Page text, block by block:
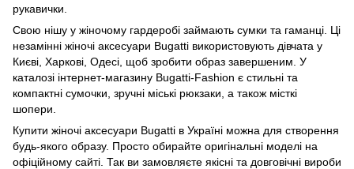
рукавички.
Свою нішу у жіночому гардеробі займають сумки та гаманці. Ці
незамінні жіночі аксесуари Bugatti використовують дівчата у
Києві, Харкові, Одесі, щоб зробити образ завершеним. У
каталозі інтернет-магазину Bugatti-Fashion є стильні та
компактні сумочки, зручні міські рюкзаки, а також місткі
шопери.
Купити жіночі аксесуари Bugatti в Україні можна для створення
будь-якого образу. Просто обирайте оригінальні моделі на
офіційному сайті. Так ви замовляєте якісні та довговічні вироби